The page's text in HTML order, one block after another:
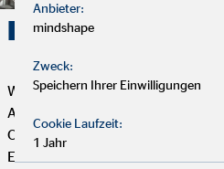
Karriere. Erfolg.
Wenn du Flexibilität,
Aufgabe mit Sinn und Zweck
OVB Finanzberater*in genau das
Engagement bestimmt, wie weit
Anbieter:
mindshape
Zweck:
Speichern Ihrer Einwilligungen
Cookie Laufzeit:
1 Jahr